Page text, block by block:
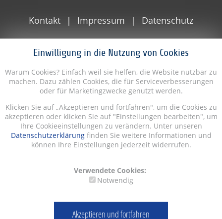
Einwilligung in die Nutzung von Cookies
Warum Cookies? Einfach weil sie helfen, die Website nutzbar zu
machen. Dazu zählen Cookies, die für Serviceverbesserungen
oder für Marketingzwecke genutzt werden.
Klicken Sie auf „Akzeptieren und fortfahren", um die Cookies zu
akzeptieren oder klicken Sie auf "Einstellungen bearbeiten", um
Ihre Cookieeinstellungen zu verändern. Unter unseren
Datenschutzerklärungfinden Sie weitere Informationen und
können Ihre Einstellungen jederzeit widerrufen.
Verwendete Cookies:
Notwendig
Akzeptieren und fortfahren
Kontakt Impressum Datenschutz